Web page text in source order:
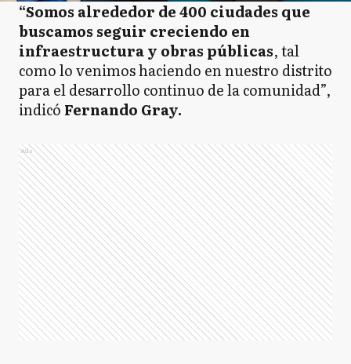
“Somos alrededor de 400 ciudades que
buscamos seguir creciendo en
infraestructura y obras públicas, tal
como lo venimos haciendo en nuestro distrito
para el desarrollo continuo de la comunidad”,
indicó Fernando Gray.
Ads